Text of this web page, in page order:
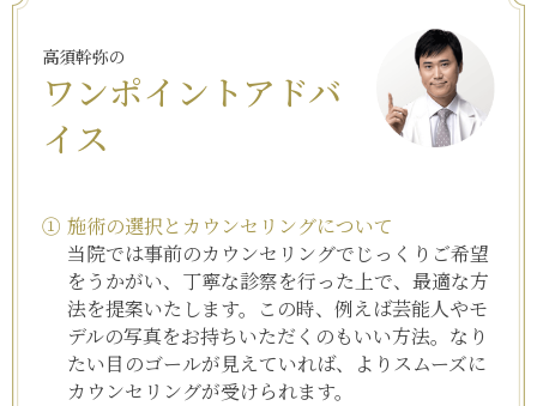
高須幹弥の
ワンポイントアドバ
イス
① 施術の選択とカウンセリングについて
当院では事前のカウンセリングでじっくりご希望
をうかがい、丁寧な診察を行った上で、最適な方
法を提案いたします。この時、例えば芸能人やモ
デルの写真をお持ちいただくのもいい方法。なり
たい目のゴールが見えていれば、よりスムーズに
カウンセリングが受けられます。